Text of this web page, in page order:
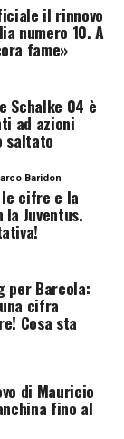
il rinnovo
numero 10. A
fame»
Schalke 04 è
ad azioni
saltato
Baridon
cifre e la
la Juventus.
per Barcola:
cifra
Cosa sta
di Mauricio
fino al